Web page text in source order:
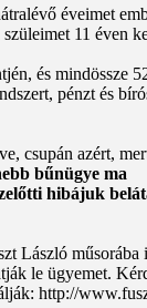
éveimet
11 éven
és mindössze
pénzt és
csupán azért,
bűnügye ma
hibájuk
László műsorába
le ügyemet.
http://